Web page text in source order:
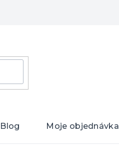
Blog Moje objednávka